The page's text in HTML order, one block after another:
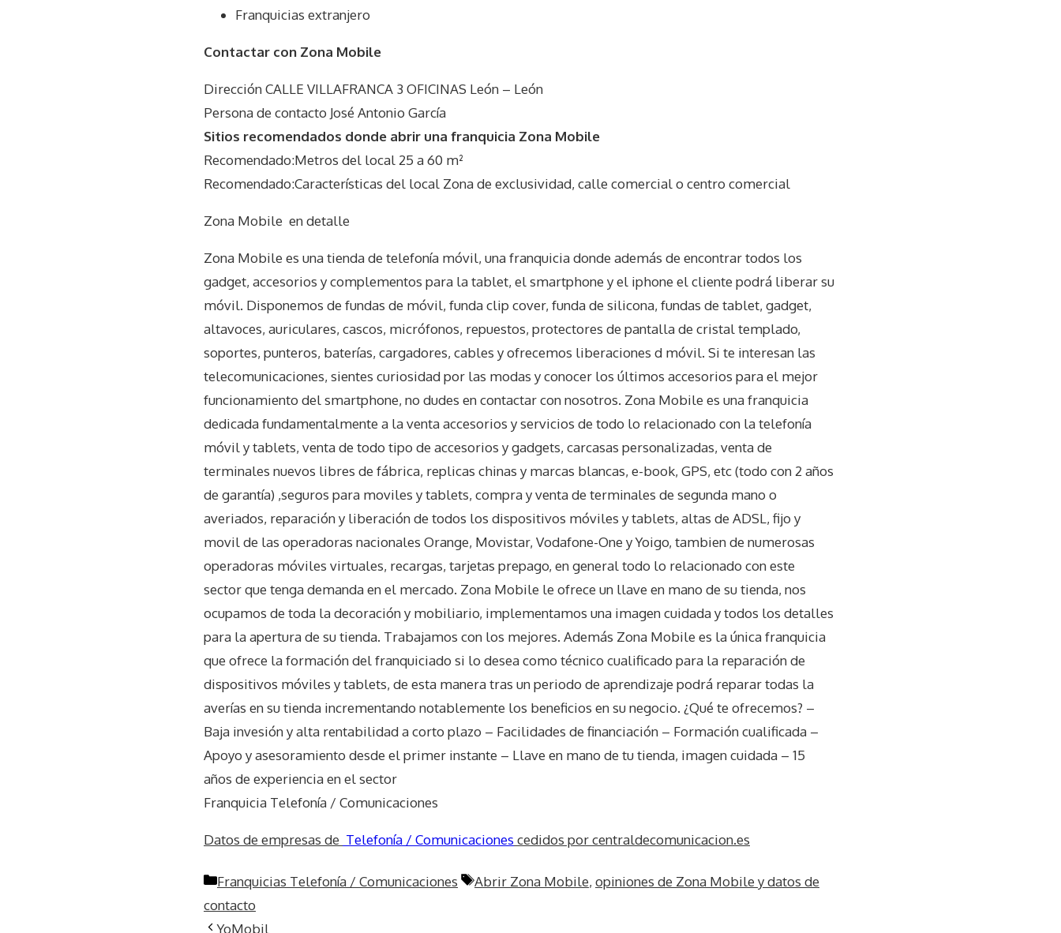
Franquicias extranjero
Contactar con Zona Mobile
Dirección CALLE VILLAFRANCA 3 OFICINAS León – León
Persona de contacto José Antonio García
Sitios recomendados donde abrir una franquicia Zona Mobile
Recomendado:Metros del local 25 a 60 m²
Recomendado:Características del local Zona de exclusividad, calle comercial o centro comercial
Zona Mobile en detalle
Zona Mobile es una tienda de telefonía móvil, una franquicia donde además de encontrar todos los
gadget, accesorios y complementos para la tablet, el smartphone y el iphone el cliente podrá liberar su
móvil. Disponemos de fundas de móvil, funda clip cover, funda de silicona, fundas de tablet, gadget,
altavoces, auriculares, cascos, micrófonos, repuestos, protectores de pantalla de cristal templado,
soportes, punteros, baterías, cargadores, cables y ofrecemos liberaciones d móvil. Si te interesan las
telecomunicaciones, sientes curiosidad por las modas y conocer los últimos accesorios para el mejor
funcionamiento del smartphone, no dudes en contactar con nosotros. Zona Mobile es una franquicia
dedicada fundamentalmente a la venta accesorios y servicios de todo lo relacionado con la telefonía
móvil y tablets, venta de todo tipo de accesorios y gadgets, carcasas personalizadas, venta de
terminales nuevos libres de fábrica, replicas chinas y marcas blancas, e-book, GPS, etc (todo con 2 años
de garantía) ,seguros para moviles y tablets, compra y venta de terminales de segunda mano o
averiados, reparación y liberación de todos los dispositivos móviles y tablets, altas de ADSL, fijo y
movil de las operadoras nacionales Orange, Movistar, Vodafone-One y Yoigo, tambien de numerosas
operadoras móviles virtuales, recargas, tarjetas prepago, en general todo lo relacionado con este
sector que tenga demanda en el mercado. Zona Mobile le ofrece un llave en mano de su tienda, nos
ocupamos de toda la decoración y mobiliario, implementamos una imagen cuidada y todos los detalles
para la apertura de su tienda. Trabajamos con los mejores. Además Zona Mobile es la única franquicia
que ofrece la formación del franquiciado si lo desea como técnico cualificado para la reparación de
dispositivos móviles y tablets, de esta manera tras un periodo de aprendizaje podrá reparar todas la
averías en su tienda incrementando notablemente los beneficios en su negocio. ¿Qué te ofrecemos? –
Baja invesión y alta rentabilidad a corto plazo – Facilidades de financiación – Formación cualificada –
Apoyo y asesoramiento desde el primer instante – Llave en mano de tu tienda, imagen cuidada – 15
años de experiencia en el sector
Franquicia Telefonía / Comunicaciones
Datos de empresas de Telefonía / Comunicaciones cedidos por centraldecomunicacion.es
Categorías
Franquicias Telefonía / Comunicaciones Etiquetas
Abrir Zona Mobile, opiniones de Zona Mobile y datos de
contacto
YoMobil